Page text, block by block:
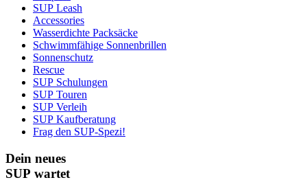
SUP Leash
Accessories
Wasserdichte Packsäcke
Schwimmfähige Sonnenbrillen
Sonnenschutz
Rescue
SUP Schulungen
SUP Touren
SUP Verleih
SUP Kaufberatung
Frag den SUP-Spezi!
Dein neues
SUP wartet